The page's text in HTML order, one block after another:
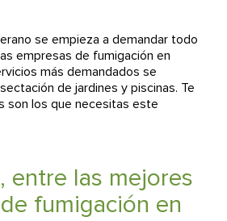
se empieza a demandar todo
empresas de fumigación en
más demandados se
de jardines y piscinas. Te
son los que necesitas este
entre las mejores
fumigación en